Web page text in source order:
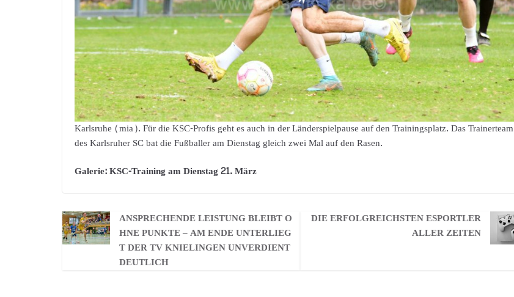
Karlsruhe (mia). Für die KSC-Profis geht es auch in der Länderspielpause auf den Trainingsplatz. Das Trainerteam
des Karlsruher SC bat die Fußballer am Dienstag gleich zwei Mal auf den Rasen.
Galerie: KSC-Training am Dienstag 21. März
ANSPRECHENDE LEISTUNG BLEIBT O
HNE PUNKTE – AM ENDE UNTERLIEG
T DER TV KNIELINGEN UNVERDIENT
DEUTLICH
DIE ERFOLGREICHSTEN ESPORTLER
ALLER ZEITEN